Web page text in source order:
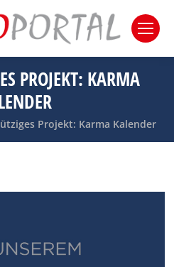
PROJEKT: KARMA
Projekt: Karma Kalender